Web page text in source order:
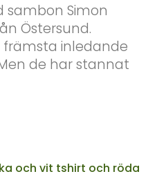
sambon Simon
Östersund.
inledande
de har stannat